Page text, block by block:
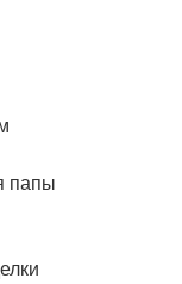
папы